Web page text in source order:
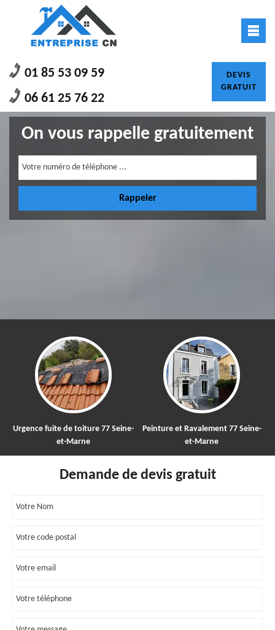
01 85 53 09 59
06 61 25 76 22
DEVIS
GRATUIT
On vous rappelle gratuitement
fuite de toiture 77 Seine-
Peinture et Ravalement 77 Seine-
Demande de devis gratuit